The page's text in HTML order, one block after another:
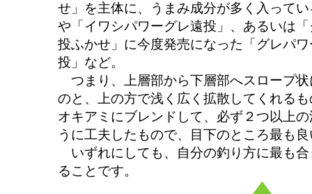
せ」を主体に、うまみ成分が多く入って
や「イワシパワーグレ遠投」、あるいは
投ふかせ」に今度発売になった「グレパ
投」など。
つまり、上層部から下層部へスロープ
のと、上の方で浅く広く拡散してくれる
オキアミにブレンドして、必ず２つ以上
うに工夫したもので、目下のところ最も
いずれにしても、自分の釣り方に最も
ることです。